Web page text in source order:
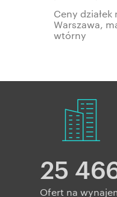
Ceny działek
Warszawa,
wtórny
25
Ofert na